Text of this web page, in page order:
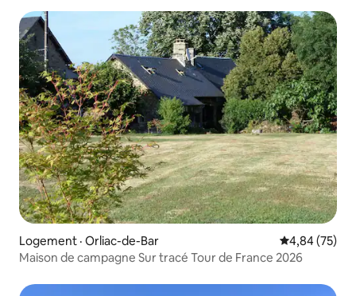
Logement · Orliac-de-Bar Note
4,84 (75)
Maison de campagne Sur tracé Tour de France 2026